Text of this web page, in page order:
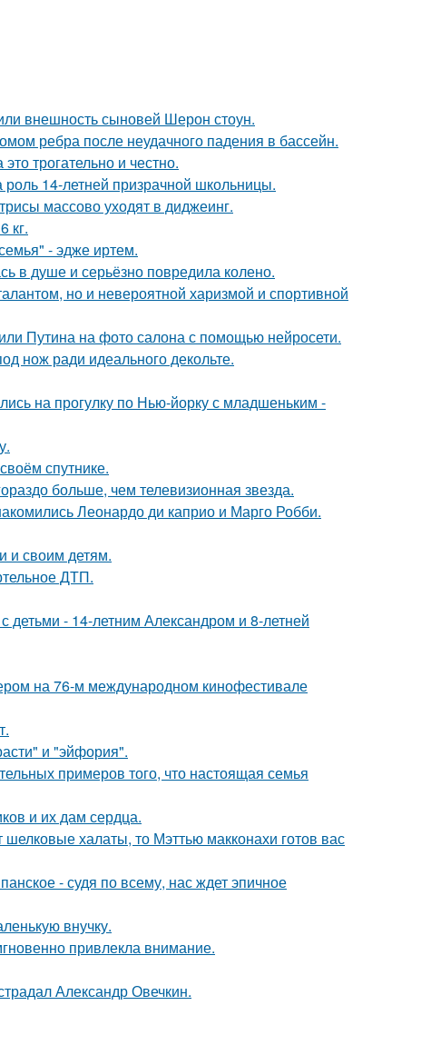
внешность сыновей Шерон стоун.
ребра после неудачного падения в бассейн.
трогательно и честно.
14-летней призрачной школьницы.
массово уходят в диджеинг.
кг.
- эдже иртем.
в душе и серьёзно повредила колено.
но и невероятной харизмой и спортивной
Путина на фото салона с помощью нейросети.
нож ради идеального декольте.
на прогулку по Нью-йорку с младшеньким -
спутнике.
больше, чем телевизионная звезда.
Леонардо ди каприо и Марго Робби.
и своим детям.
ДТП.
детьми - 14-летним Александром и 8-летней
на 76-м международном кинофестивале
и "эйфория".
примеров того, что настоящая семья
и их дам сердца.
халаты, то Мэттью макконахи готов вас
- судя по всему, нас ждет эпичное
внучку.
привлекла внимание.
Александр Овечкин.